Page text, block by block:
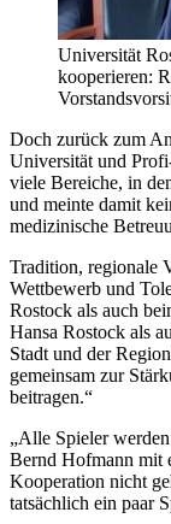
Universität
kooperieren:
Doch zurück zum
Universität und
viele Bereiche, in
und meinte damit
medizinische
Tradition, regionale
Wettbewerb und
Rostock als auch
Hansa Rostock als
Stadt und der
gemeinsam zur
beitragen.“
„Alle Spieler
Bernd Hofmann mit
Kooperation nicht
tatsächlich ein paar